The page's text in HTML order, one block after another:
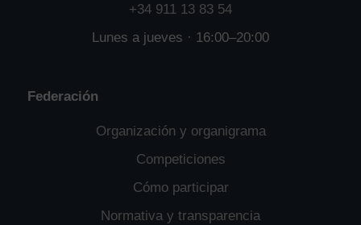
+34 911 13 83 54
Lunes a jueves · 16:00–20:00
Federación
Organización y organigrama
Competiciones
Cómo participar
Normativa y transparencia